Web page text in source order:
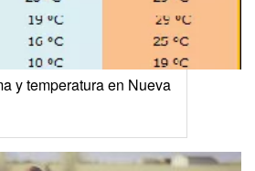
y temperatura en Nueva